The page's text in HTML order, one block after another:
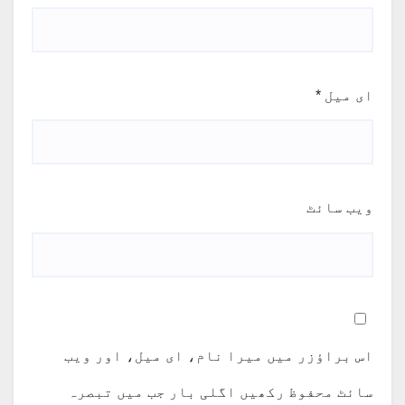
ای میل *
ویب‌ سائٹ
اس براؤزر میں میرا نام، ای میل، اور ویب
سائٹ محفوظ رکھیں اگلی بار جب میں تبصرہ